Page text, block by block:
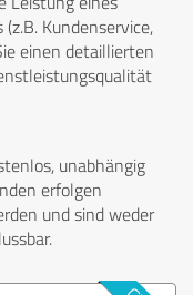
Kundenservice,
einen detaillierten
unabhängig
erfolgen
und sind weder